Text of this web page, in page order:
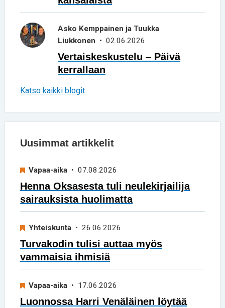
Asko Kemppainen ja Tuukka
Liukkonen • 02.06.2026
Vertaiskeskustelu – Päivä
kerrallaan
Katso kaikki blogit
Uusimmat artikkelit
Vapaa-aika • 07.08.2026
Henna Oksasesta tuli neulekirjailija
sairauksista huolimatta
Yhteiskunta • 26.06.2026
Turvakodin tulisi auttaa myös
vammaisia ihmisiä
Vapaa-aika • 17.06.2026
Luonnossa Harri Venäläinen löytää